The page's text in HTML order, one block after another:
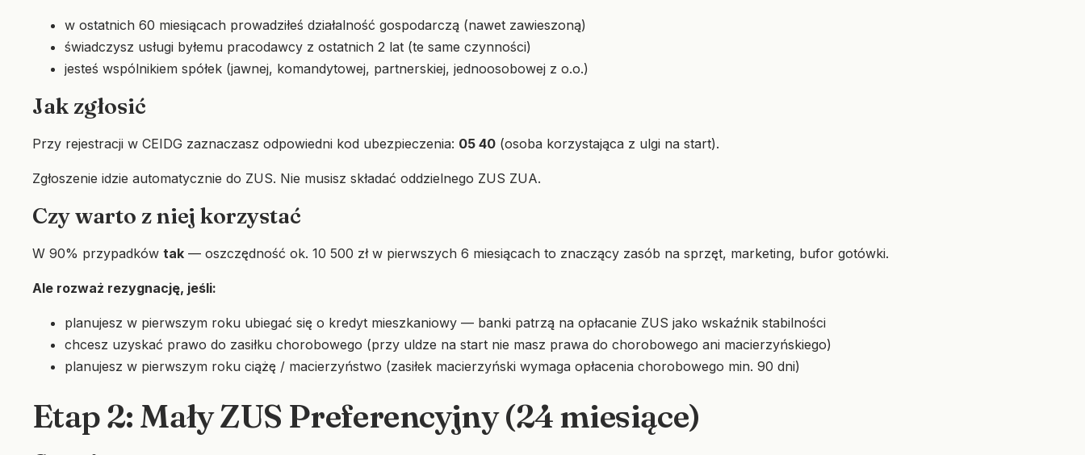
w ostatnich 60 miesiącach prowadziłeś działalność gospodarczą (nawet zawieszoną)
świadczysz usługi byłemu pracodawcy z ostatnich 2 lat (te same czynności)
jesteś wspólnikiem spółek (jawnej, komandytowej, partnerskiej, jednoosobowej z o.o.)
Jak zgłosić
Przy rejestracji w CEIDG zaznaczasz odpowiedni kod ubezpieczenia: 05 40 (osoba korzystająca z ulgi na start).
Zgłoszenie idzie automatycznie do ZUS. Nie musisz składać oddzielnego ZUS ZUA.
Czy warto z niej korzystać
W 90% przypadków tak — oszczędność ok. 10 500 zł w pierwszych 6 miesiącach to znaczący zasób na sprzęt, marketing, bufor gotówki.
Ale rozważ rezygnację, jeśli:
planujesz w pierwszym roku ubiegać się o kredyt mieszkaniowy — banki patrzą na opłacanie ZUS jako wskaźnik stabilności
chcesz uzyskać prawo do zasiłku chorobowego (przy uldze na start nie masz prawa do chorobowego ani macierzyńskiego)
planujesz w pierwszym roku ciążę / macierzyństwo (zasiłek macierzyński wymaga opłacenia chorobowego min. 90 dni)
Etap 2: Mały ZUS Preferencyjny (24 miesiące)